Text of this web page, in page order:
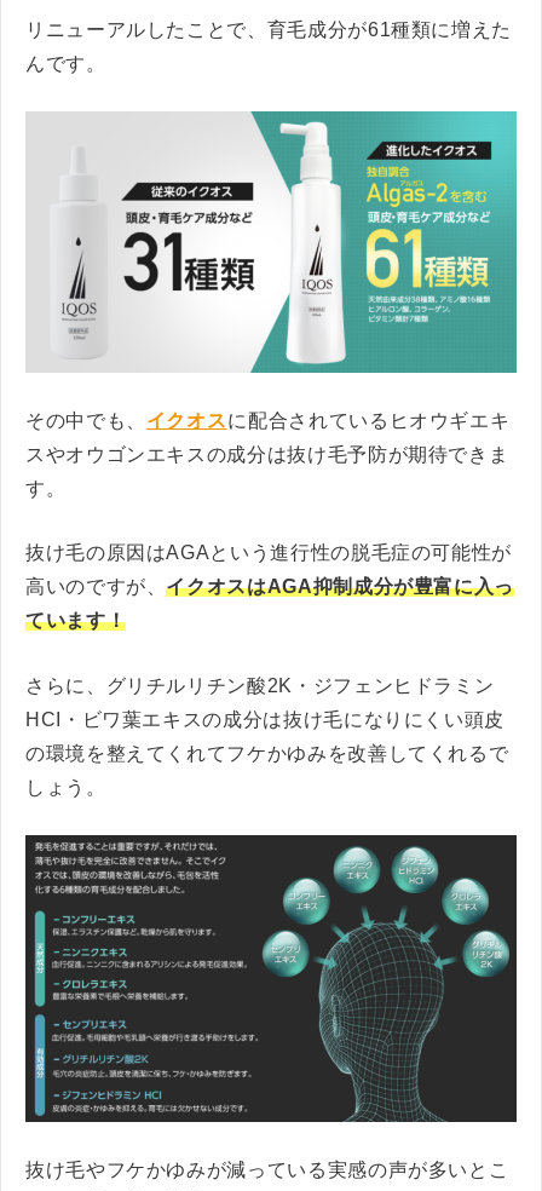
リニューアルしたことで、育毛成分が61種類に増えた
んです。
その中でも、 イクオスに配合されているヒオウギエキ
スやオウゴンエキスの成分は抜け毛予防が期待できま
す。
抜け毛の原因はAGAという進行性の脱毛症の可能性が
高いのですが、イクオスはAGA抑制成分が豊富に入っ
ています！
さらに、グリチルリチン酸2K・ジフェンヒドラミン
HCI・ビワ葉エキスの成分は抜け毛になりにくい頭皮
の環境を整えてくれてフケかゆみを改善してくれるで
しょう。
抜け毛やフケかゆみが減っている実感の声が多いとこ